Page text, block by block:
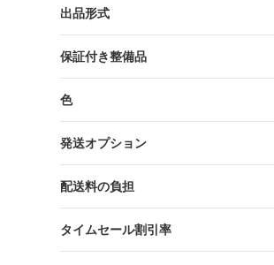
出品形式
保証付き整備品
色
発送オプション
配送料の負担
タイムセール割引率